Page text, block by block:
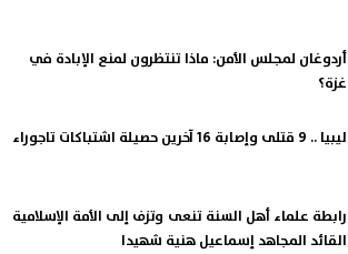
أردوغان لمجلس الأمن: ماذا تنتظرون لمنع الإبادة في
غزة؟
ليبيا .. 9 قتلى وإصابة 16 آخرين حصيلة اشتباكات تاجوراء
رابطة علماء أهل السنة تنعى وتزف إلى الأمة الإسلامية
القائد المجاهد إسماعيل هنية شهيدا